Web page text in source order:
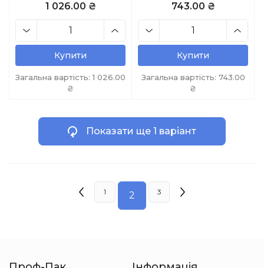
1 026.00 ₴
Купити
Загальна вартість:1 026.00
₴
743.00 ₴
Купити
Загальна вартість: 743.00
₴
Показати ще 1 варіант
1 2 3